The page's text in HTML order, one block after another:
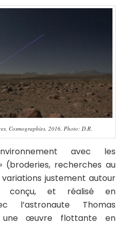
Cosmographies, 2016. Photo: D.R.
avec les
(broderies, recherches au
variations justement autour
conçu, et réalisé en
l’astronaute Thomas
une œuvre flottante en